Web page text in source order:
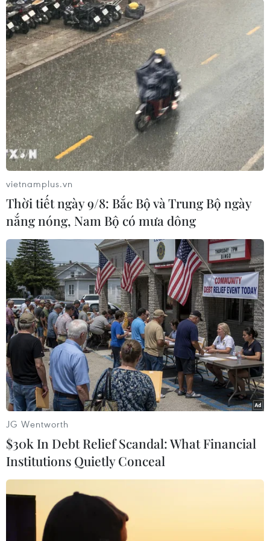
(TTXVN/Vietnam+)
#WHO #Dịch viêm đường hô hấp cấp
#COVID-19
#Vắcxin
#Khẩu trang Nhật Bản
Theo dõi VietnamPlus
TIN LIÊN QUAN
vietnamplus.vn
Thời tiết ngày 9/8: Bắc Bộ và Trung Bộ ngày
nắng nóng, Nam Bộ có mưa dông
JG Wentworth
$30k In Debt Relief Scandal: What Financial
Institutions Quietly Conceal